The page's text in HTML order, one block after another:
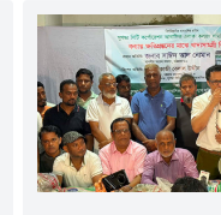
টার দিকে নগরের কাঠগড়
এলাকায় এ দুর্ঘটনা
সাড়ে ১০টার দিকে
হাসপাতালে নিয়ে আসা